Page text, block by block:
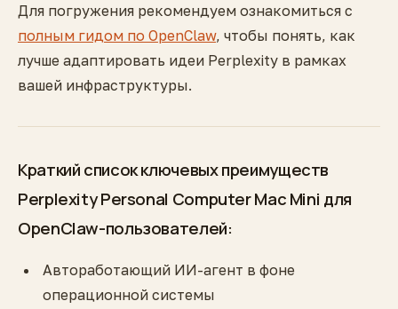
Для погружения рекомендуем ознакомиться с
полным гидом по OpenClaw, чтобы понять, как
лучше адаптировать идеи Perplexity в рамках
вашей инфраструктуры.
Краткий список ключевых преимуществ
Perplexity Personal Computer Mac Mini для
OpenClaw-пользователей:
Автоработающий ИИ-агент в фоне
операционной системы